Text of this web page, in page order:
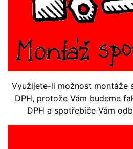
Využijete-li možnost montáže
DPH, protože Vám budeme
DPH a spotřebiče Vám